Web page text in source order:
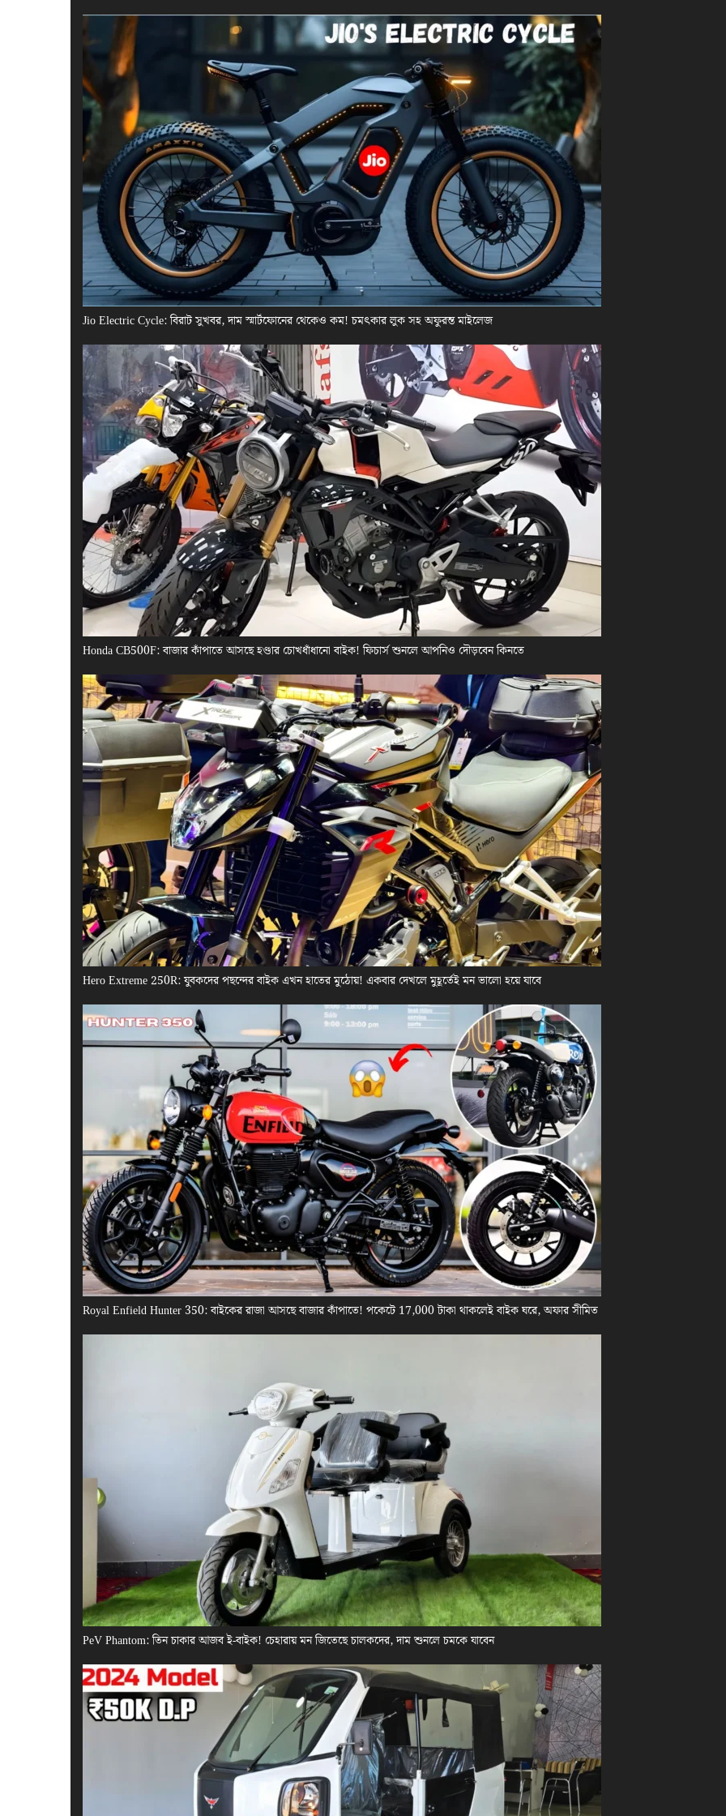
Jio Electric Cycle: বিরাট সুখবর, দাম স্মার্টফোনের থেকেও কম! চমৎকার লুক সহ অফুরন্ত মাইলেজ
Honda CB500F: বাজার কাঁপাতে আসছে হণ্ডার চোখধাঁধানো বাইক! ফিচার্স শুনলে আপনিও দৌড়বেন কিনতে
Hero Extreme 250R: যুবকদের পছন্দের বাইক এখন হাতের মুঠোয়! একবার দেখলে মুহূর্তেই মন ভালো হয়ে যাবে
Royal Enfield Hunter 350: বাইকের রাজা আসছে বাজার কাঁপাতে! পকেটে 17,000 টাকা থাকলেই বাইক ঘরে, অফার সীমিত
PeV Phantom: তিন চাকার আজব ই-বাইক! চেহারায় মন জিতেছে চালকদের, দাম শুনলে চমকে যাবেন